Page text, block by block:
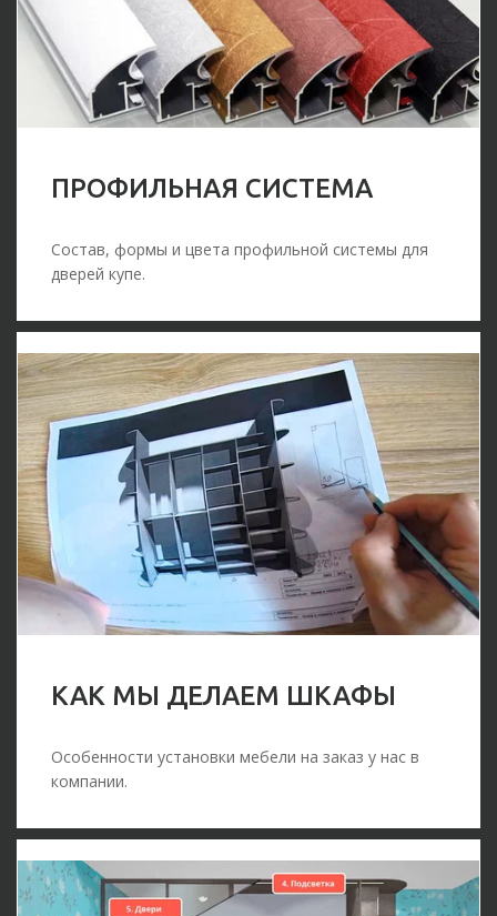
ПРОФИЛЬНАЯ СИСТЕМА
Состав, формы и цвета профильной системы для
дверей купе.
КАК МЫ ДЕЛАЕМ ШКАФЫ
Особенности установки мебели на заказ у нас в
компании.